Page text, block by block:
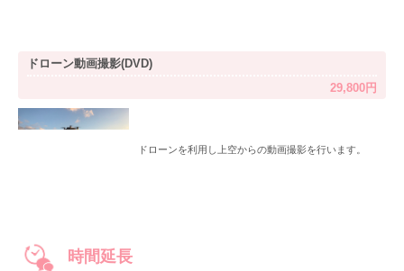
ドローン動画撮影(DVD)
29,800円
ドローンを利用し上空からの動画撮影を行います。
時間延長